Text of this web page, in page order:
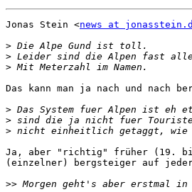
Jonas Stein <news at
>
>
>
Das kann man ja nach und nach
>
>
>
Ja, aber "richtig" früher (19.
(einzelner) bergsteiger auf jeder
>>